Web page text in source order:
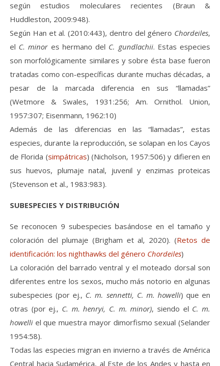
según estudios moleculares recientes (Braun &
Huddleston, 2009:948).
Según Han et al. (2010:443), dentro del género Chordeiles,
el C. minores hermano del C. gundlachii. Estas especies
son morfológicamente similares y sobre ésta base fueron
tratadas como con-específicas durante muchas décadas, a
pesar de la marcada diferencia en sus “llamadas”
(Wetmore & Swales, 1931:256; Am. Ornithol. Union,
1957:307; Eisenmann, 1962:10)
Además de las diferencias en las “llamadas”, estas
especies, durante la reproducción, se solapan en los Cayos
de Florida (simpátricas) (Nicholson, 1957:506) y difieren en
sus huevos, plumaje natal, juvenil y enzimas proteicas
(Stevenson et al., 1983:983).
SUBESPECIES Y DISTRIBUCIÓN
Se reconocen 9 subespecies basándose en el tamaño y
coloración del plumaje (Brigham et al, 2020). (Retos de
identificación: los nighthawks del género Chordeiles)
La coloración del barrado ventral y el moteado dorsal son
diferentes entre los sexos, mucho más notorio en algunas
subespecies (por ej., C. m. sennetti, C. m. howelli) que en
otras (por ej., C. m. henryi, C. m. minor), siendo el C. m.
howelli el que muestra mayor dimorfismo sexual (Selander
1954:58).
Todas las especies migran en invierno a través de América
Central hacia Sudamérica, al Este de los Andes y hasta en